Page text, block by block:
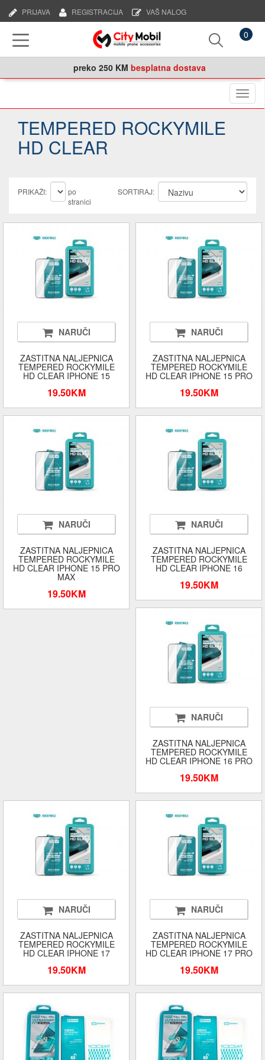
VAŠ NALOG
REGISTRACIJA
PRIJAVA
0
preko 250 KM besplatna dostava
TEMPERED ROCKYMILE
HD CLEAR
PRIKAŽI:
po
stranici
SORTIRAJ:
NARUČI
ZASTITNA NALJEPNICA
TEMPERED ROCKYMILE
HD CLEAR IPHONE 15
19.50KM
NARUČI
ZASTITNA NALJEPNICA
TEMPERED ROCKYMILE
HD CLEAR IPHONE 15 PRO
19.50KM
NARUČI
ZASTITNA NALJEPNICA
TEMPERED ROCKYMILE
HD CLEAR IPHONE 15 PRO
MAX
19.50KM
NARUČI
ZASTITNA NALJEPNICA
TEMPERED ROCKYMILE
HD CLEAR IPHONE 16
19.50KM
NARUČI
ZASTITNA NALJEPNICA
TEMPERED ROCKYMILE
HD CLEAR IPHONE 16 PRO
19.50KM
NARUČI
ZASTITNA NALJEPNICA
TEMPERED ROCKYMILE
HD CLEAR IPHONE 17
19.50KM
NARUČI
ZASTITNA NALJEPNICA
TEMPERED ROCKYMILE
HD CLEAR IPHONE 17 PRO
19.50KM